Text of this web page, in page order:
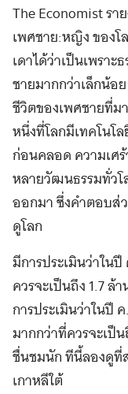
The Economist รา
เพศชาย:หญิง ของโ
เดาได้ว่าเป็นเพราะ
ชายมากกว่าเล็กน้อ
ชีวิตของเพศชายที่ม
หนึ่งที่โลกมีเทคโนโ
ก่อนคลอด ความเศ
หลายวัฒนธรรมทั่วโ
ออกมา ซึ่งคำตอบส่
ดูโลก
มีการประเมินว่าใน
ควรจะเป็นถึง 1.7
การประเมินว่าในปี
มากกว่าที่ควรจะเป็
ชื่นชมนัก ทีนี้ลองดูที่
เกาหลีใต้